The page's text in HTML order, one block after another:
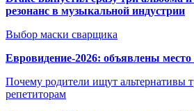
резонанс в музыкальной индустрии
Выбор маски сварщика
Евровидение-2026: объявлены
Почему родители ищут альтернативы
репетиторам